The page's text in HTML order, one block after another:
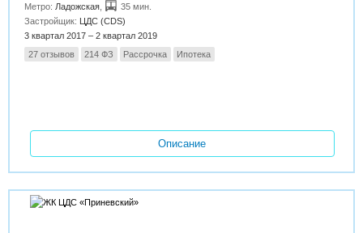
Метро: Ладожская
35 мин.
Застройщик: ЦДС (CDS)
3 квартал 2017 – 2 квартал 2019
27 отзывов
214 ФЗ Рассрочка Ипотека
Описание